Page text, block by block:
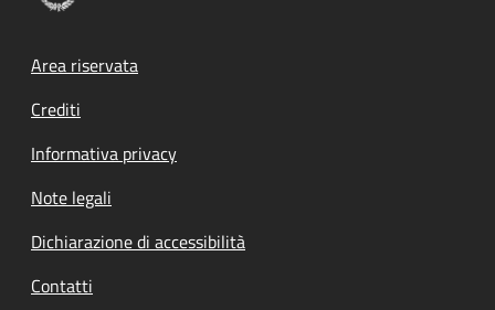
Footer menu
Area riservata
Crediti
Informativa privacy
Note legali
Dichiarazione di accessibilità
Contatti